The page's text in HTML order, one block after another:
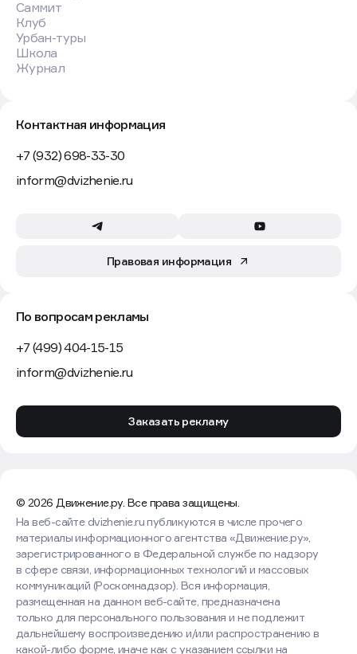
Саммит
Клуб
Урбан-туры
Школа
Журнал
Контактная информация
+7 (932) 698-33-30
inform@dvizhenie.ru
Правовая информация
По вопросам рекламы
+7 (499) 404-15-15
inform@dvizhenie.ru
Заказать рекламу
© 2026 Движение.ру. Все права защищены.
На веб-сайте dvizhenie.ru публикуются в числе прочего
материалы информационного агентства «Движение.ру»,
зарегистрированного в Федеральной службе по надзору
в сфере связи, информационных технологий и массовых
коммуникаций (Роскомнадзор). Вся информация,
размещенная на данном веб-сайте, предназначена
только для персонального пользования и не подлежит
дальнейшему воспроизведению и/или распространению в
какой-либо форме, иначе как с указанием ссылки на